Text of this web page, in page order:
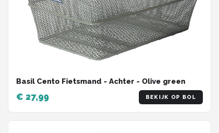
Basil Cento Fietsmand - Achter - Olive green
€ 27,99 BEKIJK OP BOL